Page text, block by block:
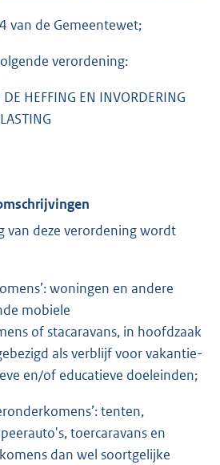
van de Gemeentewet;
verordening:
HEFFING EN INVORDERING
van deze verordening wordt
woningen en andere
mobiele
of stacaravans, in hoofdzaak
als verblijf voor vakantie-
en/of educatieve doeleinden;
tenten,
toercaravans en
dan wel soortgelijke